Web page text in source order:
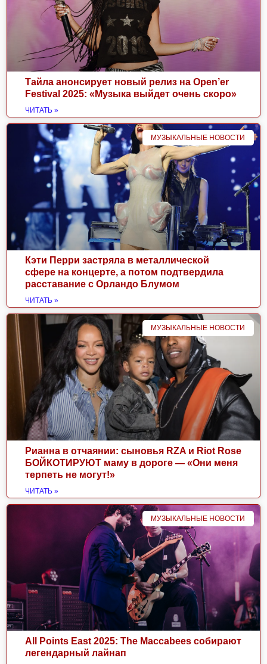
Тайла анонсирует новый релиз на Open’er
Festival 2025: «Музыка выйдет очень скоро»
ЧИТАТЬ »
МУЗЫКАЛЬНЫЕ НОВОСТИ
Кэти Перри застряла в металлической
сфере на концерте, а потом подтвердила
расставание с Орландо Блумом
ЧИТАТЬ »
МУЗЫКАЛЬНЫЕ НОВОСТИ
Рианна в отчаянии: сыновья RZA и Riot Rose
БОЙКОТИРУЮТ маму в дороге — «Они меня
терпеть не могут!»
ЧИТАТЬ »
МУЗЫКАЛЬНЫЕ НОВОСТИ
All Points East 2025: The Maccabees собирают
легендарный лайнап